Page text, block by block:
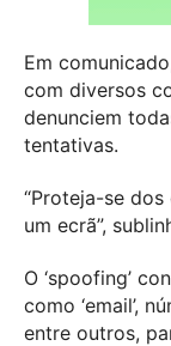
Em
com diversos
denunciem
tentativas.
“Proteja-se
um ecrã”,
O ‘spoofing’
como ‘email’,
entre outros,